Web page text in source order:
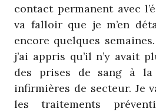
contact permanent avec
va falloir que je m’en
encore quelques
j’ai appris qu’il n’y avait
des prises de sang à la
infirmières de secteur. Je
les traitements